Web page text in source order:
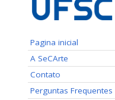
Pagina inicial
A SeCArte
Contato
Perguntas Frequentes